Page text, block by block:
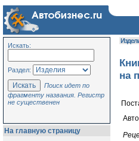
Искать:
Раздел:
Поиск идет по
фрагменту названия. Регистр
не существенен
На главную страницу
на